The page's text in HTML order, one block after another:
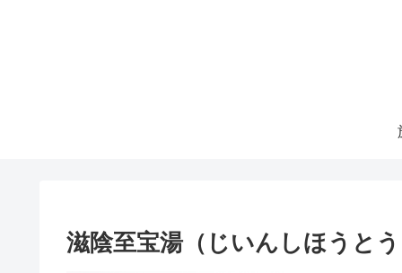
滋陰至宝湯（じいんしほうと